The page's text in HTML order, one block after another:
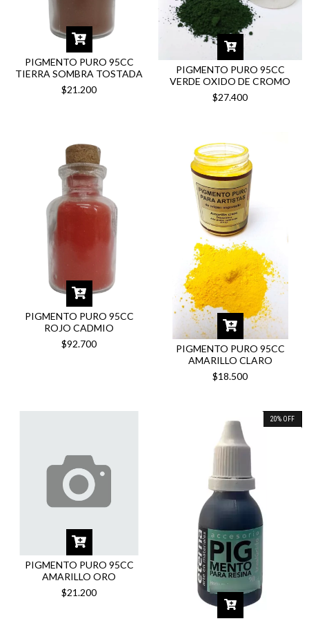
PIGMENTO PURO 95CC
TIERRA SOMBRA TOSTADA
$21.200
PIGMENTO PURO 95CC
VERDE OXIDO DE CROMO
$27.400
PIGMENTO PURO 95CC
ROJO CADMIO
$92.700
PIGMENTO PURO 95CC
AMARILLO CLARO
$18.500
PIGMENTO PURO 95CC
AMARILLO ORO
$21.200
20% OFF